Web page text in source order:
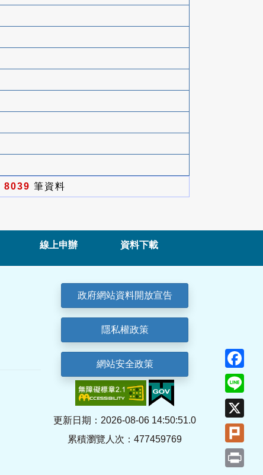
8039 筆資料
線上申辦 資料下載
政府網站資料開放宣告
隱私權政策
網站安全政策
更新日期：2026-08-06 14:50:51.0
累積瀏覽人次：477459769